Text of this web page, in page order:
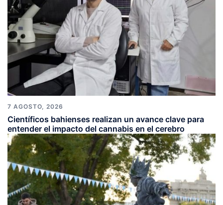
7 AGOSTO, 2026
Científicos bahienses realizan un avance clave para
entender el impacto del cannabis en el cerebro